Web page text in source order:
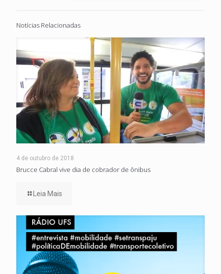
Notícias Relacionadas
4 de outubro de 2018
Brucce Cabral vive dia de cobrador de ônibus
Leia Mais